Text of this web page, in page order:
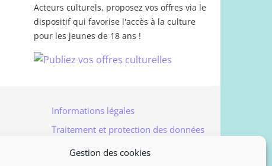
Gestion des cookies
Acteurs culturels, proposez vos offres via le
dispositif qui favorise l'accès à la culture
pour les jeunes de 18 ans !
Informations légales
Traitement et protection des données
Accès à vos données personnelles